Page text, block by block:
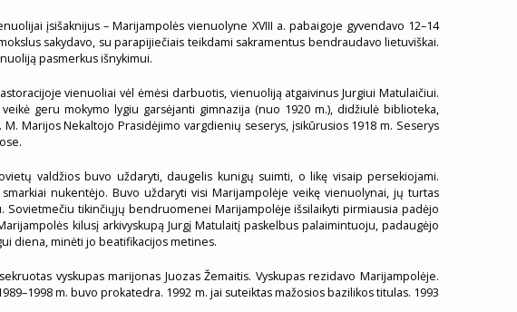
įsišaknijus – Marijampolės vienuolyne XVIII a. pabaigoje gyvendavo 12–14
sakydavo, su parapijiečiais teikdami sakramentus bendraudavo lietuviškai.
pasmerkus išnykimui.
vienuoliai vėl ėmėsi darbuotis, vienuoliją atgaivinus Jurgiui Matulaičiui.
geru mokymo lygiu garsėjanti gimnazija (nuo 1920 m.), didžiulė biblioteka,
Marijos Nekaltojo Prasidėjimo vargdienių seserys, įsikūrusios 1918 m. Seserys
valdžios buvo uždaryti, daugelis kunigų suimti, o likę visaip persekiojami.
nukentėjo. Buvo uždaryti visi Marijampolėje veikę vienuolynai, jų turtas
tikinčiųjų bendruomenei Marijampolėje išsilaikyti pirmiausia padėjo
kilusį arkivyskupą Jurgį Matulaitį paskelbus palaimintuoju, padaugėjo
diena, minėti jo beatifikacijos metines.
vyskupas marijonas Juozas Žemaitis. Vyskupas rezidavo Marijampolėje.
m. buvo prokatedra. 1992 m. jai suteiktas mažosios bazilikos titulas. 1993